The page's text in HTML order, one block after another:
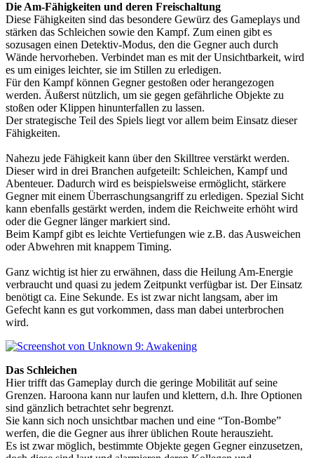
Die Am-Fähigkeiten und deren Freischaltung
Diese Fähigkeiten sind das besondere Gewürz des Gameplays und
stärken das Schleichen sowie den Kampf. Zum einen gibt es
sozusagen einen Detektiv-Modus, den die Gegner auch durch
Wände hervorheben. Verbindet man es mit der Unsichtbarkeit, wird
es um einiges leichter, sie im Stillen zu erledigen.
Für den Kampf können Gegner gestoßen oder herangezogen
werden. Äußerst nützlich, um sie gegen gefährliche Objekte zu
stoßen oder Klippen hinunterfallen zu lassen.
Der strategische Teil des Spiels liegt vor allem beim Einsatz dieser
Fähigkeiten.
Nahezu jede Fähigkeit kann über den Skilltree verstärkt werden.
Dieser wird in drei Branchen aufgeteilt: Schleichen, Kampf und
Abenteuer. Dadurch wird es beispielsweise ermöglicht, stärkere
Gegner mit einem Überraschungsangriff zu erledigen. Spezial Sicht
kann ebenfalls gestärkt werden, indem die Reichweite erhöht wird
oder die Gegner länger markiert sind.
Beim Kampf gibt es leichte Vertiefungen wie z.B. das Ausweichen
oder Abwehren mit knappem Timing.
Ganz wichtig ist hier zu erwähnen, dass die Heilung Am-Energie
verbraucht und quasi zu jedem Zeitpunkt verfügbar ist. Der Einsatz
benötigt ca. Eine Sekunde. Es ist zwar nicht langsam, aber im
Gefecht kann es gut vorkommen, dass man dabei unterbrochen
wird.
Das Schleichen
Hier trifft das Gameplay durch die geringe Mobilität auf seine
Grenzen. Haroona kann nur laufen und klettern, d.h. Ihre Optionen
sind gänzlich betrachtet sehr begrenzt.
Sie kann sich noch unsichtbar machen und eine “Ton-Bombe”
werfen, die die Gegner aus ihrer üblichen Route herauszieht.
Es ist zwar möglich, bestimmte Objekte gegen Gegner einzusetzen,